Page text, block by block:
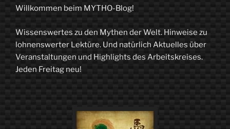
Willkommen beim MYTHO-Blog!
Wissenswertes zu den Mythen der Welt. Hinweise zu
lohnenswerter Lektüre. Und natürlich Aktuelles über
Veranstaltungen und Highlights des Arbeitskreises.
Jeden Freitag neu!